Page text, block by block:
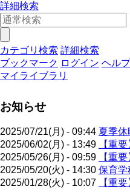
詳細検索
カテゴリ検索 詳細検索
ブックマーク ログイン ヘルプ
マイライブラリ
お知らせ
2025/07/21(月) - 09:44 夏季
2025/06/02(月) - 13:49
【重
2025/05/26(月) - 09:59
【重
2025/05/20(火) - 14:30 保育学
2025/01/28(火) - 10:07
【重